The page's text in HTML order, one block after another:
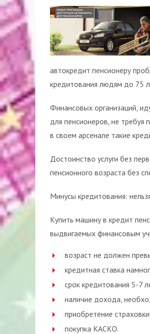
автокредит пенсионеру
кредитования людям до 75
Финансовых организаций,
для пенсионеров, не
в своем арсенале такие
Достоинство услуги без
пенсионного возраста без
Минусы кредитования:
Купить машину в кредит
выдвигаемых финансовым
возраст не должен
кредитная ставка
срок кредитования 5-7
наличие дохода,
приобретение
покупка КАСКО.